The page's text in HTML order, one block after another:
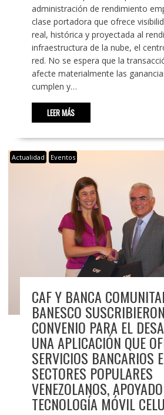
administración de rendimiento
clase portadora que ofrece
real, histórica y proyectada al
infraestructura de la nube, el
red. No se espera que la
afecte materialmente las
cumplen y…
LEER MÁS
Actualidad Eventos
CAF Y BANCA
BANESCO
CONVENIO PARA EL
UNA APLICACIÓN QUE
SERVICIOS BANCARIOS
SECTORES POPULARES
VENEZOLANOS,
TECNOLOGÍA MÓVIL